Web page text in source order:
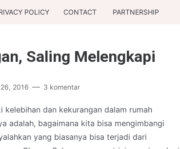
POLICY CONTACT PARTNERSHIP
Saling Melengkapi
2016 3 komentar
dan kekurangan dalam rumah
adalah, bagaimana kita bisa mengimbangi
yang biasanya bisa terjadi dari